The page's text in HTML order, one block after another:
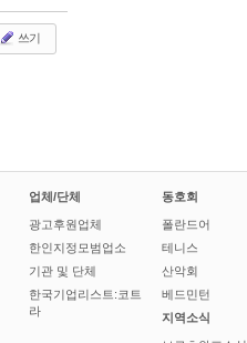
쓰기
업체/단체
광고후원업체
한인지정모범업소
기관 및 단체
한국기업리스트:코트
라
동호회
폴란드어
테니스
산악회
베드민턴
지역소식